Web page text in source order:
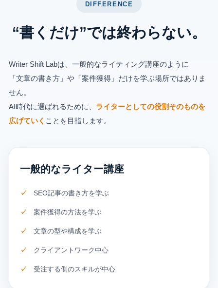
DIFFERENCE
“書くだけ”では終わらない。
Writer Shift Labは、一般的なライティング講座のように
「文章の書き方」や「案件獲得」だけを学ぶ場所ではありま
せん。
AI時代に選ばれるために、 ライターとしての役割そのものを
広げていく ことを目指します。
一般的なライター講座
SEO記事の書き方を学ぶ
案件獲得の方法を学ぶ
文章の型や構成を学ぶ
クライアントワーク中心
受注する側のスキルが中心